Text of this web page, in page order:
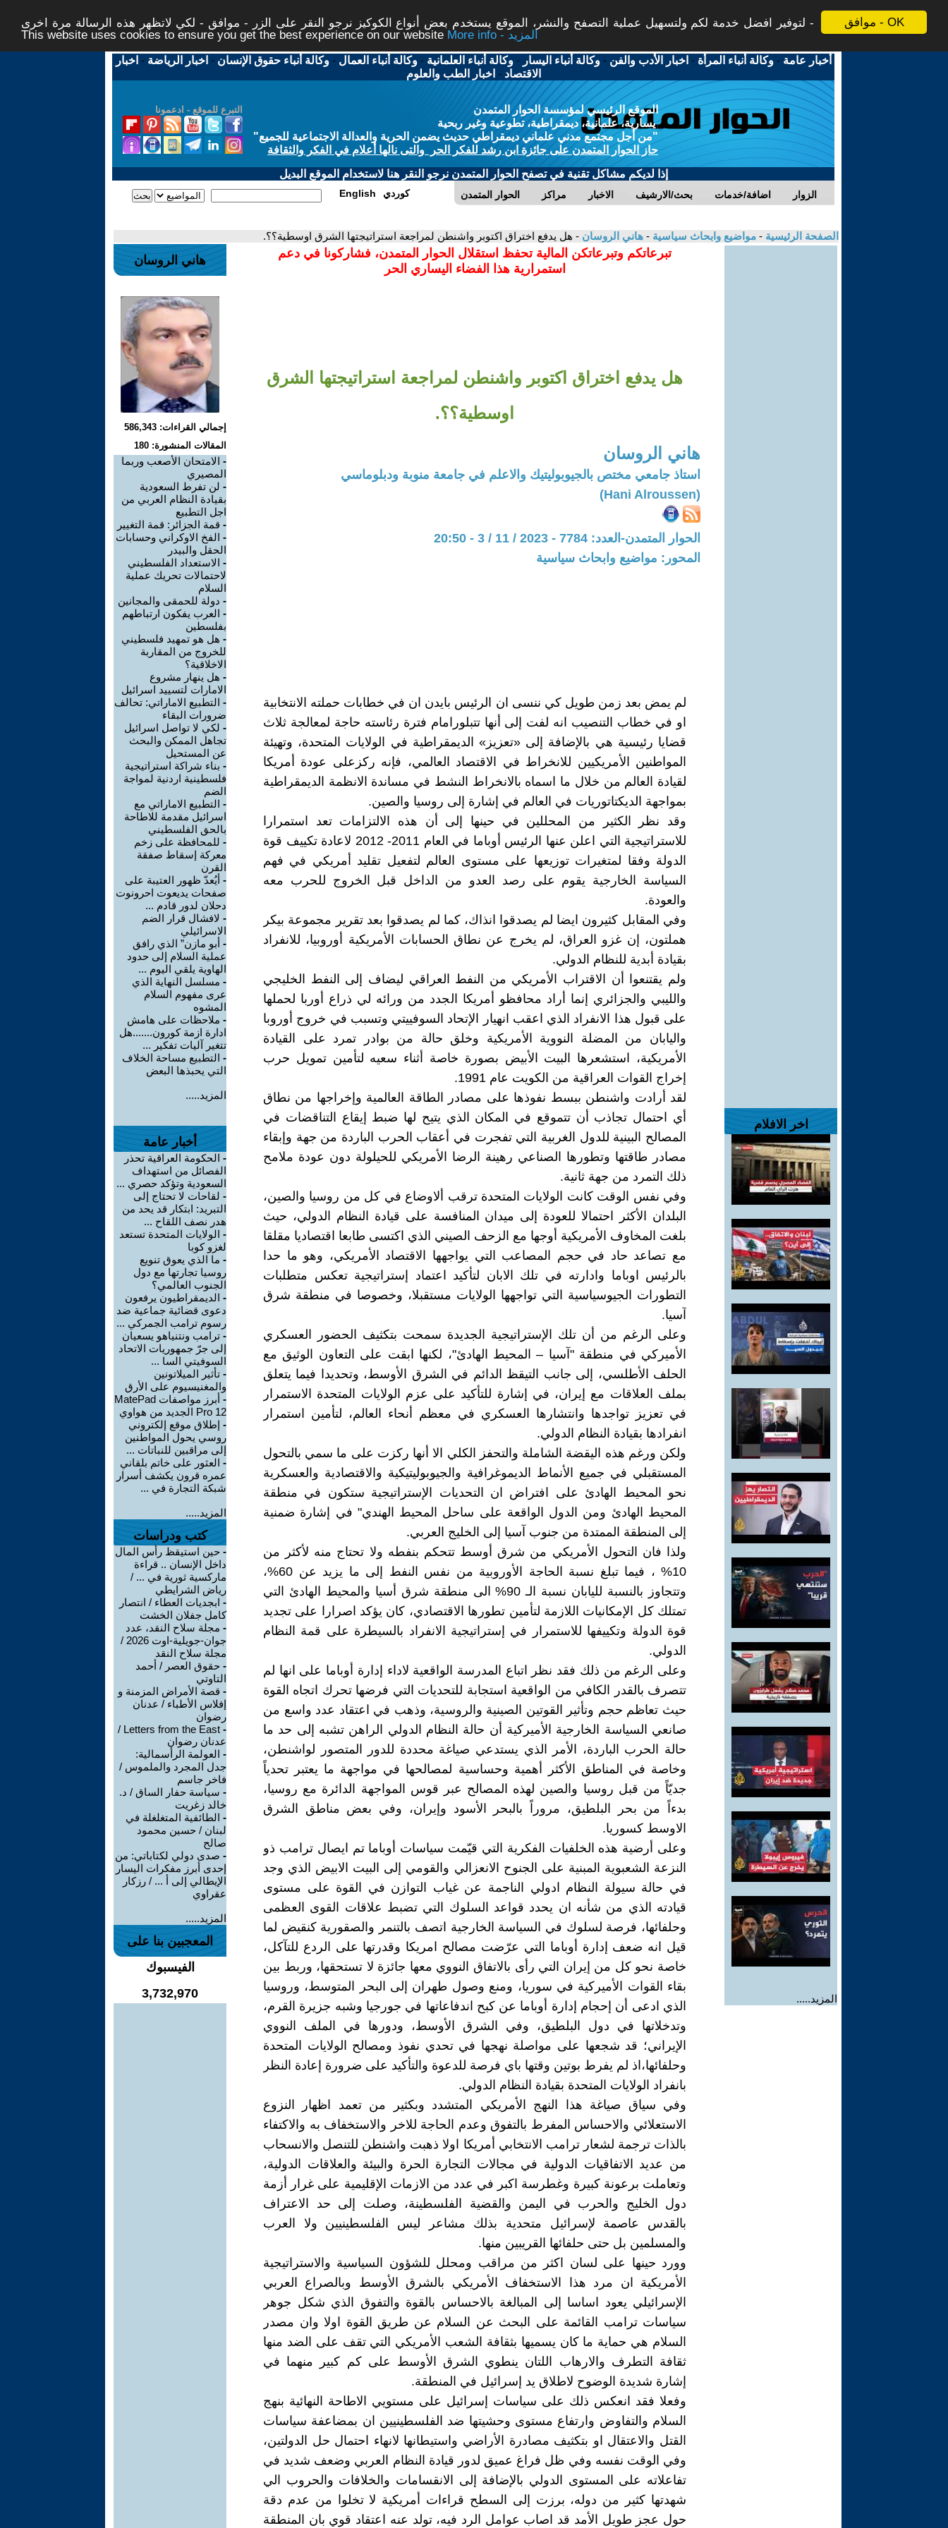
موافق - OK
لتوفير افضل خدمة لكم ولتسهيل عملية التصفح والنشر، الموقع يستخدم بعض أنواع الكوكيز نرجو النقر على الزر - موافق - لكي لاتظهر هذه الرسالة مرة اخرى -
This website uses cookies to ensure you get the best experience on our website
More info - المزيد
أخبار عامة -وكالة أنباء المرأة - اخبار الأدب والفن -وكالة أنباء اليسار -وكالة أنباء العلمانية -وكالة أنباء العمال -وكالة أنباء حقوق الإنسان - اخبار الرياضة - اخبار
الاقتصاد - اخبار الطب والعلوم
التبرع للموقع - ادعمونا
الموقع الرئيسي لمؤسسة الحوار المتمدن
يسارية، علمانية، ديمقراطية، تطوعية وغير ربحية
"من أجل مجتمع مدني علماني ديمقراطي حديث يضمن الحرية والعدالة الاجتماعية للجميع"
حاز الحوار المتمدن على جائزة ابن رشد للفكر الحر والتى نالها أعلام في الفكر والثقافة
إذا لديكم مشاكل تقنية في تصفح الحوار المتمدن نرجو النقر هنا لاستخدام الموقع البديل
الحوار المتمدن مراكز الاخبار بحث/الارشيف اضافة/خدمات الزوار English كوردي
الصفحة الرئيسية - مواضيع وابحاث سياسية - هاني الروسان - هل يدفع اختراق اكتوبر واشنطن لمراجعة استراتيجتها الشرق اوسطية؟؟.
اخر الافلام
المزيد.....
تبرعاتكم وتبرعاتكن المالية تحفظ استقلال الحوار المتمدن، فشاركونا في دعم
استمرارية هذا الفضاء اليساري الحر
هل يدفع اختراق اكتوبر واشنطن لمراجعة استراتيجتها الشرق
اوسطية؟؟.
هاني الروسان
استاذ جامعي مختص بالجيوبوليتيك والاعلم في جامعة منوبة ودبلوماسي
(Hani Alroussen)
الحوار المتمدن-العدد: 7784 - 2023 / 11 / 3 - 20:50
المحور: مواضيع وابحاث سياسية
لم يمض بعد زمن طويل كي ننسى ان الرئيس بايدن ان في خطابات حملته الانتخابية
او في خطاب التنصيب انه لفت إلى أنها تتبلورامام فترة رئاسته حاجة لمعالجة ثلاث
قضايا رئيسية هي بالإضافة إلى «تعزيز» الديمقراطية في الولايات المتحدة، وتهيئة
المواطنين الأمريكيين للانخراط في الاقتصاد العالمي، فإنه ركزعلى عودة أمريكا
لقيادة العالم من خلال ما اسماه بالانخراط النشط في مساندة الانظمة الديمقراطية
بمواجهة الديكتاتوريات في العالم في إشارة إلى روسيا والصين.
وقد نظر الكثير من المحللين في حينها إلى أن هذه الالتزامات تعد استمرارا
للاستراتيجية التي اعلن عنها الرئيس أوباما في العام 2011- 2012 لاعادة تكييف قوة
الدولة وفقا لمتغيرات توزيعها على مستوى العالم لتفعيل تقليد أمريكي في فهم
السياسة الخارجية يقوم على رصد العدو من الداخل قبل الخروج للحرب معه
والعودة.
وفي المقابل كثيرون ايضا لم يصدقوا انذاك، كما لم يصدقوا بعد تقرير مجموعة بيكر
هملتون، إن غزو العراق، لم يخرج عن نطاق الحسابات الأمريكية أوروبيا، للانفراد
بقيادة أبدية للنظام الدولي.
ولم يقتنعوا أن الاقتراب الأمريكي من النفط العراقي ليضاف إلى النفط الخليجي
والليبي والجزائري إنما أراد محافظو أمريكا الجدد من ورائه لي ذراع أوربا لحملها
على قبول هذا الانفراد الذي اعقب انهيار الإتحاد السوفييتي وتسبب في خروج أوروبا
واليابان من المضلة النووية الأمريكية وخلق حالة من بوادر تمرد على القيادة
الأمريكية، استشعرها البيت الأبيض بصورة خاصة أثناء سعيه لتأمين تمويل حرب
إخراج القوات العراقية من الكويت عام 1991.
لقد أرادت واشنطن ببسط نفوذها على مصادر الطاقة العالمية وإخراجها من نطاق
أي احتمال تجاذب أن تتموقع في المكان الذي يتيح لها ضبط إيقاع التناقضات في
المصالح البينية للدول الغربية التي تفجرت في أعقاب الحرب الباردة من جهة وإبقاء
مصادر طاقتها وتطورها الصناعي رهينة الرضا الأمريكي للحيلولة دون عودة ملامح
ذلك التمرد من جهة ثانية.
وفي نفس الوقت كانت الولايات المتحدة ترقب ألاوضاع في كل من روسيا والصين،
البلدان الأكثر احتمالا للعودة إلى ميدان المنافسة على قيادة النظام الدولي، حيث
بلغت المخاوف الأمريكية أوجها مع الزحف الصيني الذي اكتسى طابعا اقتصاديا مقلقا
مع تصاعد حاد في حجم المصاعب التي يواجهها الاقتصاد الأمريكي، وهو ما حدا
بالرئيس اوباما وادارته في تلك الابان لتأكيد اعتماد إستراتيجية تعكس متطلبات
التطورات الجيوسياسية التي تواجهها الولايات مستقبلا، وخصوصا في منطقة شرق
آسيا.
وعلى الرغم من أن تلك الإستراتيجية الجديدة سمحت بتكثيف الحضور العسكري
الأميركي في منطقة "آسيا – المحيط الهادئ"، لكنها ابقت على التعاون الوثيق مع
الحلف الأطلسي، إلى جانب التيقظ الدائم في الشرق الأوسط، وتحديدا فيما يتعلق
بملف العلاقات مع إيران، في إشارة للتأكيد على عزم الولايات المتحدة الاستمرار
في تعزيز تواجدها وانتشارها العسكري في معظم أنحاء العالم، لتأمين استمرار
انفرادها بقيادة النظام الدولي.
ولكن ورغم هذه اليقضة الشاملة والتحفز الكلي الا أنها ركزت على ما سمي بالتحول
المستقبلي في جميع الأنماط الديموغرافية والجيوبوليتيكية والاقتصادية والعسكرية
نحو المحيط الهادئ على افتراض ان التحديات الإستراتيجية ستكون في منطقة
المحيط الهادئ ومن الدول الواقعة على ساحل المحيط الهندي" في إشارة ضمنية
إلى المنطقة الممتدة من جنوب آسيا إلى الخليج العربي.
ولذا فان التحول الأمريكي من شرق أوسط تتحكم بنفطه ولا تحتاج منه لأكثر من
10% ، فيما تبلغ نسبة الحاجة الأوروبية من نفس النفط إلى ما يزيد عن 60%،
وتتجاوز بالنسبة لليابان نسبة الـ 90% الى منطقة شرق أسيا والمحيط الهادئ التي
تمتلك كل الإمكانيات اللازمة لتأمين تطورها الاقتصادي، كان يؤكد اصرارا على تجديد
قوة الدولة وتكييفها للاستمرار في إستراتيجية الانفراد بالسيطرة على قمة النظام
الدولي.
وعلى الرغم من ذلك فقد نظر اتباع المدرسة الواقعية لاداء إدارة أوباما على انها لم
تتصرف بالقدر الكافي من الواقعية استجابة للتحديات التي فرضها تحرك اتجاه القوة
حيث تعاظم حجم وتأثير القوتين الصينية والروسية، وذهب في اعتقاد عدد واسع من
صانعي السياسة الخارجية الأميركية أن حالة النظام الدولي الراهن تشبه إلى حد ما
حالة الحرب الباردة، الأمر الذي يستدعي صياغة محددة للدور المتصور لواشنطن،
وخاصة في المناطق الأكثر أهمية وحساسية لمصالحها في مواجهة ما يعتبر تحدياً
جديّاً من قبل روسيا والصين لهذه المصالح عبر قوس المواجهة الدائرة مع روسيا،
بدءاً من بحر البلطيق، مروراً بالبحر الأسود وإيران، وفي بعض مناطق الشرق
الاوسط كسوريا.
وعلى أرضية هذه الخلفيات الفكرية التي قيّمت سياسات أوباما تم ايصال ترامب ذو
النزعة الشعبوية المبنية على الجنوح الانعزالي والقومي إلى البيت الابيض الذي وجد
في حالة سيولة النظام ادولي الناجمة عن غياب التوازن في القوة على مستوى
قيادته الذي من شأنه ان يحدد قواعد السلوك التي تضبط علاقات القوى العظمى
وحلفائها، فرصة لسلوك في السياسة الخارجية اتصف بالتنمر والصقورية كنقيض لما
قيل انه ضعف إدارة أوباما التي عرّضت مصالح امريكا وقدرتها على الردع للتآكل،
خاصة نحو كل من إيران التي رأى بالاتفاق النووي معها جائزة لا تستحقها، وربط بين
بقاء القوات الأميركية في سوريا، ومنع وصول طهران إلى البحر المتوسط، وروسيا
الذي ادعى أن إحجام إدارة أوباما عن كبح اندفاعاتها في جورجيا وشبه جزيرة القرم،
وتدخلاتها في دول البلطيق، وفي الشرق الأوسط، ودورها في الملف النووي
الإيراني؛ قد شجعها على مواصلة نهجها في تحدي نفوذ ومصالح الولايات المتحدة
وحلفائها،اذ لم يفرط بوتين وقتها باي فرصة للدعوة والتأكيد على ضرورة إعادة النظر
بانفراد الولايات المتحدة بقيادة النظام الدولي.
وفي سياق صياغة هذا النهج الأمريكي المتشدد وبكثير من تعمد اظهار النزوع
الاستعلائي والاحساس المفرط بالتفوق وعدم الحاجة للاخر والاستخفاف به والاكتفاء
بالذات ترجمة لشعار ترامب الانتخابي أمريكا اولا ذهبت واشنطن للتنصل والانسحاب
من عديد الاتفاقيات الدولية في مجالات التجارة الحرة والبيئة والعلاقات الدولية،
وتعاملت برعونة كبيرة وغطرسة اكبر في عدد من الازمات الإقليمية على غرار أزمة
دول الخليج والحرب في اليمن والقضية الفلسطينة، وصلت إلى حد الاعتراف
بالقدس عاصمة لإسرائيل متحدية بذلك مشاعر ليس الفلسطينيين ولا العرب
والمسلمين بل حتى حلفائها القريبين منها.
وورد حينها على لسان اكثر من مراقب ومحلل للشؤون السياسية والاستراتيجية
الأمريكية ان مرد هذا الاستخفاف الأمريكي بالشرق الأوسط وبالصراع العربي
الإسرائيلي يعود اساسا إلى المبالغة بالاحساس بالقوة والتفوق الذي شكل جوهر
سياسات ترامب القائمة على البحث عن السلام عن طريق القوة اولا وان مصدر
السلام هي حماية ما كان يسميها بثقافة الشعب الأمريكي التي تقف على الضد منها
ثقافة التطرف والارهاب اللتان ينطوي الشرق الأوسط على كم كبير منهما في
إشارة شديدة الوضوح لاطلاق يد إسرائيل في المنطقة.
وفعلا فقد انعكس ذلك على سياسات إسرائيل على مستويي الاطاحة النهائية بنهج
السلام والتفاوض وارتفاع مستوى وحشيتها ضد الفلسطينيين ان بمضاعفة سياسات
القتل والاعتقال او بتكثيف مصادرة الأراضي واستيطانها لانهاء احتمال حل الدولتين،
وفي الوقت نفسه وفي ظل فراغ عميق لدور قيادة النظام العربي وضعف شديد في
تفاعلاته على المستوى الدولي بالإضافة إلى الانقسامات والخلافات والحروب الي
شهدتها كثير من دوله، برزت إلى السطح قراءات أمريكية لا تخلوا من عدم دقة
حول عجز طويل الأمد قد اصاب عوامل الرد فيه، تولد عنه اعتقاد قوي بان المنطقة
هاني الروسان
إجمالي القراءات: 586,343
المقالات المنشورة: 180
- الامتحان الأصعب وربما
المصيري
- لن تفرط السعودية
بقيادة النظام العربي من
اجل التطبيع
- قمة الجزائر: قمة التغيير
- الفخ الاوكراني وحسابات
الحقل والبيدر
- الاستعداد الفلسطيني
لاحتمالات تحريك عملية
السلام
- دولة للحمقى والمجانين
- العرب يفكون ارتباطهم
بفلسطين
- هل هو تمهيد فلسطيني
للخروج من المقاربة
الاخلاقية؟
- هل ينهار مشروع
الامارات لتسييد اسرائيل
- التطبيع الاماراتي: تحالف
ضرورات البقاء
- لكي لا تواصل اسرائيل
تجاهل الممكن والبحث
عن المستحيل
- بناء شراكة استراتيجية
فلسطينية اردنية لمواجة
الضم
- التطبيع الاماراتي مع
اسرائيل مقدمة للاطاحة
بالحق الفلسطيني
- للمحافظة على زخم
معركة إسقاط صفقة
القرن
- أيُعدّ ظهور العتيبة على
صفحات يديعوت احرونوت
دحلان لدور قادم ...
- لافشال قرار الضم
الاسرائيلي
- أبو مازن” الذي رافق
عملية السلام إلى حدود
الهاوية يلقي اليوم ...
- مسلسل النهاية الذي
عرى مفهوم السلام
المشوه
- ملاحظات على هامش
ادارة ازمة كورون.......هل
تتغير آليات تفكير ...
- التطبيع مساحة الخلاف
التي يحبذها البعض
المزيد.....
أخبار عامة
- الحكومة العراقية تحذر
الفصائل من استهداف
السعودية وتؤكد حصري ...
- لقاحات لا تحتاج إلى
التبريد: ابتكار قد يحد من
هدر نصف اللقاح ...
- الولايات المتحدة تستعد
لغزو كوبا
- ما الذي يعوق تنويع
روسيا تجارتها مع دول
الجنوب العالمي؟
- الديمقراطيون يرفعون
دعوى قضائية جماعية ضد
رسوم ترامب الجمركي ...
- ترامب ونتنياهو يسعيان
إلى جرّ جمهوريات الاتحاد
السوفيتي السا ...
- تأثير الميلاتونين
والمغنيسيوم على الأرق
-
أبرز مواصفات MatePad
Pro 12 الجديد من هواوي
- إطلاق موقع إلكتروني
روسي يحول المواطنين
إلى مراقبين للنباتات ...
- العثور على خاتم بلقاني
عمره قرون يكشف أسرار
شبكة التجارة في ...
المزيد.....
كتب ودراسات
- حين استيقظ رأس المال
داخل الإنسان .. قراءة
ماركسية ثورية في ... /
رياض الشرايطي
- ابجديات العطاء / انتصار
كامل جفلان الخشت
- مجلة سلاح النقد، عدد
جوان-جويلية-اوت 2026 /
مجلة سلاح النقد
- حقوق العصر / أحمد
التاوتي
- قصة الأمراض المزمنة و
إفلاس الأطباء / عدنان
رضوان
-
Letters from the East /
عدنان رضوان
- العولمة الرأسمالية:
جدل المجرد والملموس /
فاخر جاسم
- سياسة حفار الساق / د.
خالد زغريت
- الطائفية المتغلغلة في
لبنان / حسين محمود
صالح
- صدى دولي لكتاباتي: من
إحدى أبرز مفكرات اليسار
الإيطالي إلى أ ... / رزكار
عقراوي
المزيد.....
المعجبين بنا على
الفيسبوك
3,732,970